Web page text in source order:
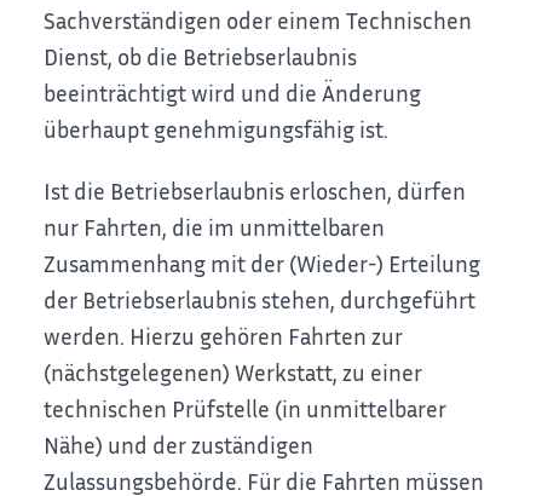
Sachverständigen oder einem Technischen
Dienst, ob die Betriebserlaubnis
beeinträchtigt wird und die Änderung
überhaupt genehmigungsfähig ist.
Ist die Betriebserlaubnis erloschen, dürfen
nur Fahrten, die im unmittelbaren
Zusammenhang mit der (Wieder-) Erteilung
der Betriebserlaubnis stehen, durchgeführt
werden. Hierzu gehören Fahrten zur
(nächstgelegenen) Werkstatt, zu einer
technischen Prüfstelle (in unmittelbarer
Nähe) und der zuständigen
Zulassungsbehörde. Für die Fahrten müssen